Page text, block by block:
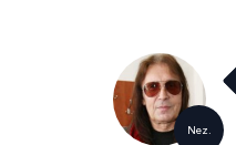
Nez.